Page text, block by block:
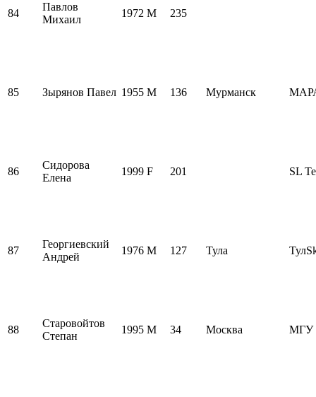
84
Павлов
Михаил
1972 M 235
85 Зырянов Павел 1955 M 136 Мурманск
86
Сидорова
Елена
1999 F 201 SL
87
Георгиевский
Андрей
1976 M 127 Тула
88
Старовойтов
Степан
1995 M 34 Москва МГУ